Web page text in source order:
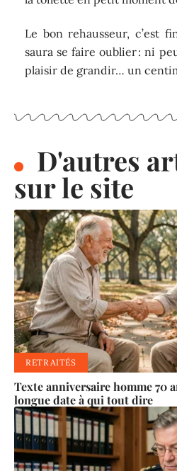
Le bon rehausseur, c’est
saura se faire oublier : ni
plaisir de grandir… un
D'autres
sur le site
RETRAITÉS
Texte anniversaire homme 70
longue date à qui tout dire